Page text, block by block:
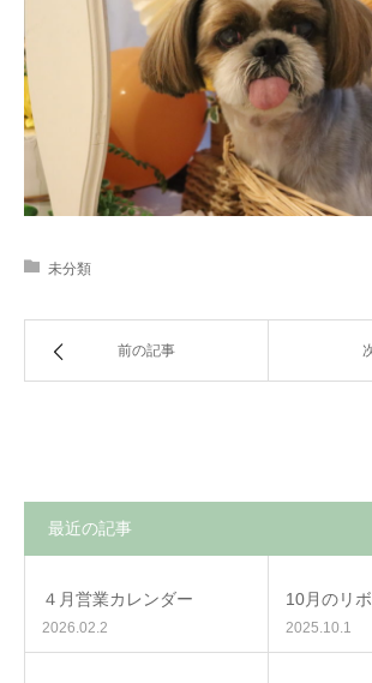
未分類
前の記事
最近の記事
４月営業カレンダー
2026.02.2
10月のリ
2025.10.1
SNS/リンク